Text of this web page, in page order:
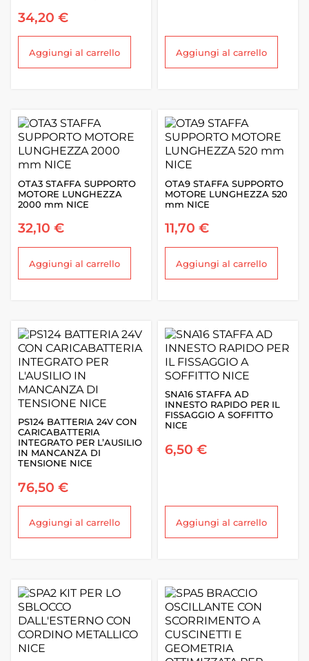
34,20 €
Aggiungi al carrello Aggiungi al carrello
OTA3 STAFFA SUPPORTO
MOTORE LUNGHEZZA
2000 mm NICE
32,10 €
Aggiungi al carrello
OTA9 STAFFA SUPPORTO
MOTORE LUNGHEZZA 520
mm NICE
11,70 €
Aggiungi al carrello
PS124 BATTERIA 24V CON
CARICABATTERIA
INTEGRATO PER L’AUSILIO
IN MANCANZA DI
TENSIONE NICE
76,50 €
Aggiungi al carrello
SNA16 STAFFA AD
INNESTO RAPIDO PER IL
FISSAGGIO A SOFFITTO
NICE
6,50 €
Aggiungi al carrello